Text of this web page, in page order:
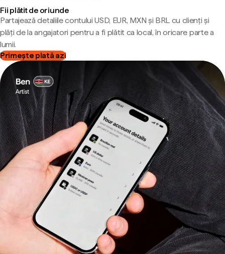
Fii plătit de oriunde
Partajează detaliile contului USD, EUR, MXN și BRL cu clienți și
plăți de la angajatori pentru a fi plătit ca local, în oricare parte a
lumii.
Primește plată azi